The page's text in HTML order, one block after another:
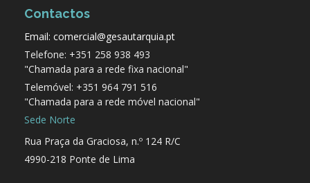
Contactos
Email: comercial@gesautarquia.pt
Telefone: +351 258 938 493
"Chamada para a rede fixa nacional"
Telemóvel: +351 964 791 516
"Chamada para a rede móvel nacional"
Sede Norte
Rua Praça da Graciosa, n.º 124 R/C
4990-218 Ponte de Lima